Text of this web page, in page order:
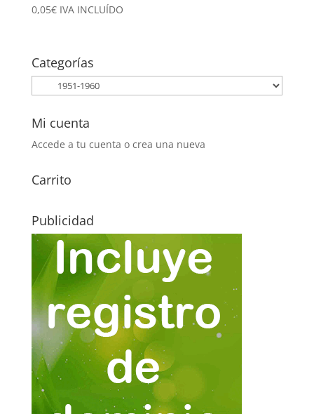
0,05€ IVA INCLUÍDO
Categorías
Mi cuenta
Accede a tu cuenta o crea una nueva
Carrito
Publicidad